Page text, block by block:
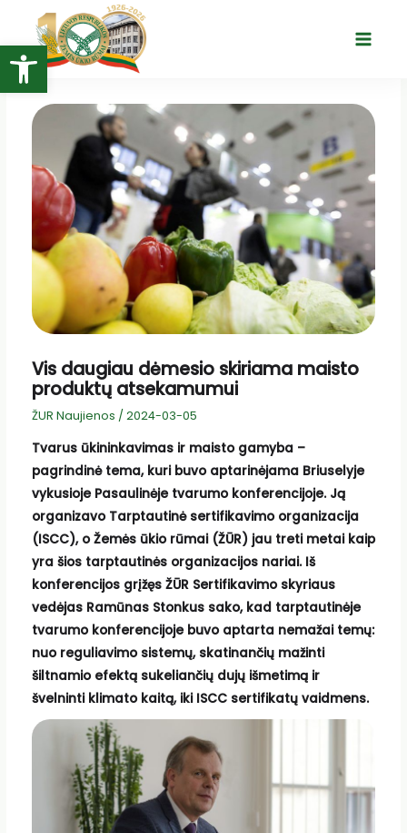
Open toolbar
turinio
Main
Vis daugiau dėmesio skiriama maisto
produktų atsekamumui
ŽUR Naujienos / 2024-03-05
Tvarus ūkininkavimas ir maisto gamyba –
pagrindinė tema, kuri buvo aptarinėjama Briuselyje
vykusioje Pasaulinėje tvarumo konferencijoje. Ją
organizavo Tarptautinė sertifikavimo organizacija
(ISCC), o Žemės ūkio rūmai (ŽŪR) jau treti metai kaip
yra šios tarptautinės organizacijos nariai. Iš
konferencijos grįžęs ŽŪR Sertifikavimo skyriaus
vedėjas Ramūnas Stonkus sako, kad tarptautinėje
tvarumo konferencijoje buvo aptarta nemažai temų:
nuo reguliavimo sistemų, skatinančių mažinti
šiltnamio efektą sukeliančių dujų išmetimą ir
švelninti klimato kaitą, iki ISCC sertifikatų vaidmens.